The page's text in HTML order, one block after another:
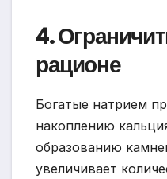
4.
рационе
Богатые натрием
накоплению
образованию
увеличивает